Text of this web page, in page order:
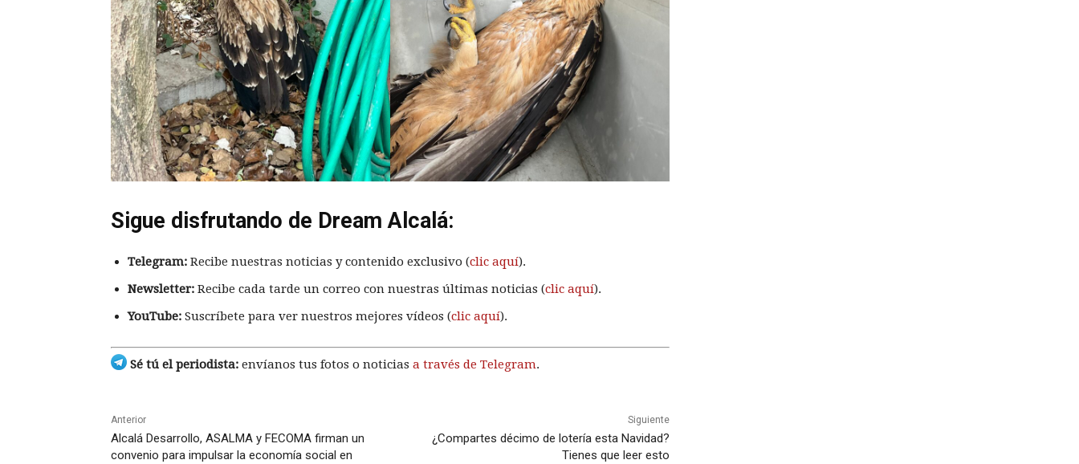
Sigue disfrutando de Dream Alcalá:
Telegram: Recibe nuestras noticias y contenido exclusivo (clic aquí).
Newsletter: Recibe cada tarde un correo con nuestras últimas noticias (clic aquí).
YouTube: Suscríbete para ver nuestros mejores vídeos (clic aquí).
Sé tú el periodista: envíanos tus fotos o noticias a través de Telegram.
Anterior
Alcalá Desarrollo, ASALMA y FECOMA firman un
convenio para impulsar la economía social en
Siguiente
¿Compartes décimo de lotería esta Navidad?
Tienes que leer esto